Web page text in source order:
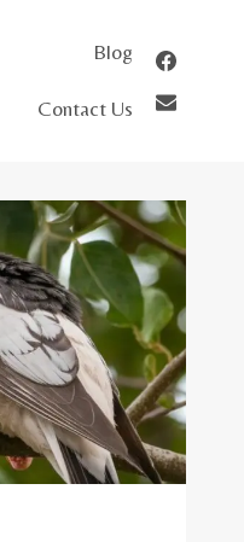
Blog
Contact Us